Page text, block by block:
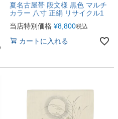
夏名古屋帯 段文様 黒色 マルチ
カラー 八寸 正絹 リサイクル1
当店特別価格 ¥8,800税込
カートに入れる